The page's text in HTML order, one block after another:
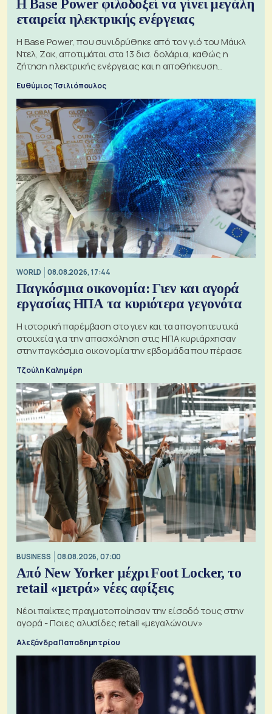
Η Base Power φιλοδοξεί να γίνει μεγάλη
εταιρεία ηλεκτρικής ενέργειας
Η Base Power, που συνιδρύθηκε από τον γιό του Μάικλ
Ντελ, Ζακ, αποτιμάται στα 13 δισ. δολάρια, καθώς η
ζήτηση ηλεκτρικής ενέργειας και η αποθήκευση
Ευθύμιος Τσιλιόπουλος
WORLD 08.08.2026, 17:44
Παγκόσμια οικονομία: Γιεν και αγορά
εργασίας ΗΠΑ τα κυριότερα γεγονότα
Η ιστορική παρέμβαση στο γιεν και τα απογοητευτικά
στοιχεία για την απασχόληση στις ΗΠΑ κυριάρχησαν
στην παγκόσμια οικονομία την εβδομάδα που πέρασε
Τζούλη Καλημέρη
BUSINESS 08.08.2026, 07:00
Από New Yorker μέχρι Foot Locker, το
retail «μετρά» νέες αφίξεις
Νέοι παίκτες πραγματοποίησαν την είσοδό τους στην
αγορά - Ποιες αλυσίδες retail «μεγαλώνουν»
Αλεξάνδρα Παπαδημητρίου